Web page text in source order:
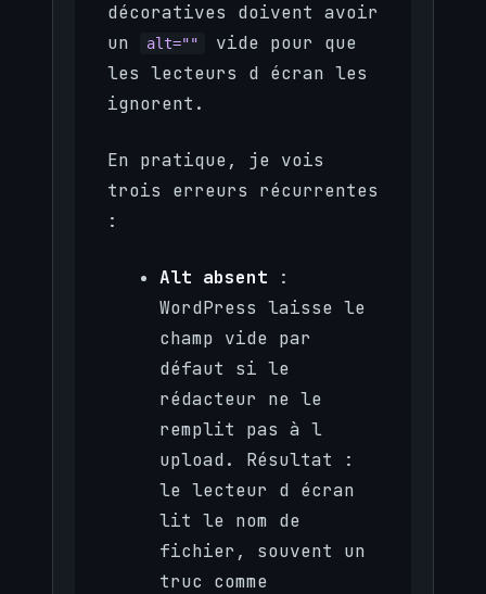
décoratives doivent avoir
un
alt=""
vide pour que
les lecteurs d écran les
ignorent.
En pratique, je vois
trois erreurs récurrentes
:
Alt absent :
WordPress laisse le
champ vide par
défaut si le
rédacteur ne le
remplit pas à l
upload. Résultat :
le lecteur d écran
lit le nom de
fichier, souvent un
truc comme